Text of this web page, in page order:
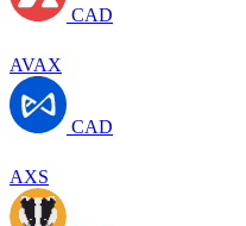
CAD
AVAX
CAD
AXS